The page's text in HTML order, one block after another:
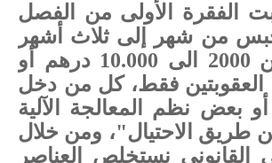
الفقرة الأولى من الفصل
بالحبس من شهر إلى ثلاث أشهر
وبالغرامة من 2000 الى 10.000 درهم أو
العقوبتين فقط، كل من دخل
بعض نظم المعالجة الآلية
طريق الاحتيال"، ومن خلال
القانوني نستخلص العناصر